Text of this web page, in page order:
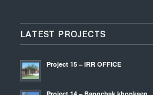
LATEST PROJECTS
Project 15 – IRR OFFICE